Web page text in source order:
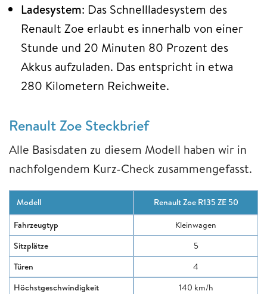
Ladesystem: Das Schnellladesystem des
Renault Zoe erlaubt es innerhalb von einer
Stunde und 20 Minuten 80 Prozent des
Akkus aufzuladen. Das entspricht in etwa
280 Kilometern Reichweite.
Renault Zoe Steckbrief
Alle Basisdaten zu diesem Modell haben wir in
nachfolgendem Kurz-Check zusammengefasst.
Modell
Renault Zoe R135 ZE 50
Fahrzeugtyp
Kleinwagen
Sitzplätze
5
Türen
4
Höchstgeschwindigkeit
140 km/h